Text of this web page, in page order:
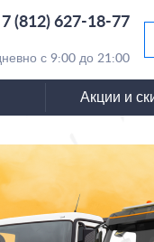
7 (812) 627-18-77
с 9:00 до 21:00
Акции и